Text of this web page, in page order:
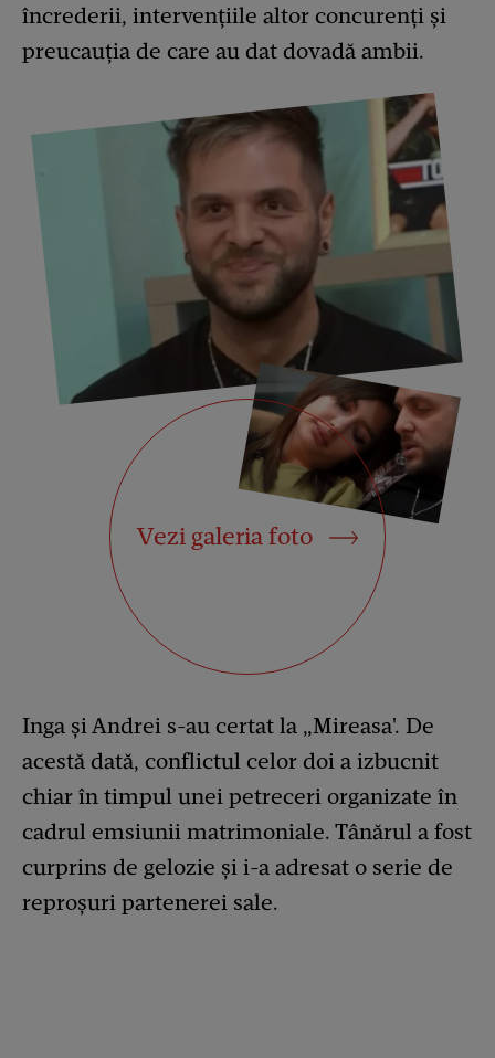
încrederii, intervențiile altor concurenți și
preucauția de care au dat dovadă ambii.
Vezi galeria foto
Inga și Andrei s-au certat la „Mireasa'. De
acestă dată, conflictul celor doi a izbucnit
chiar în timpul unei petreceri organizate în
cadrul emsiunii matrimoniale. Tânărul a fost
curprins de gelozie și i-a adresat o serie de
reproșuri partenerei sale.